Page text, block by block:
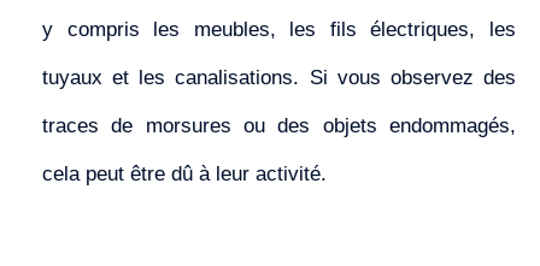
y compris les meubles, les fils électriques, les
tuyaux et les canalisations. Si vous observez des
traces de morsures ou des objets endommagés,
cela peut être dû à leur activité.